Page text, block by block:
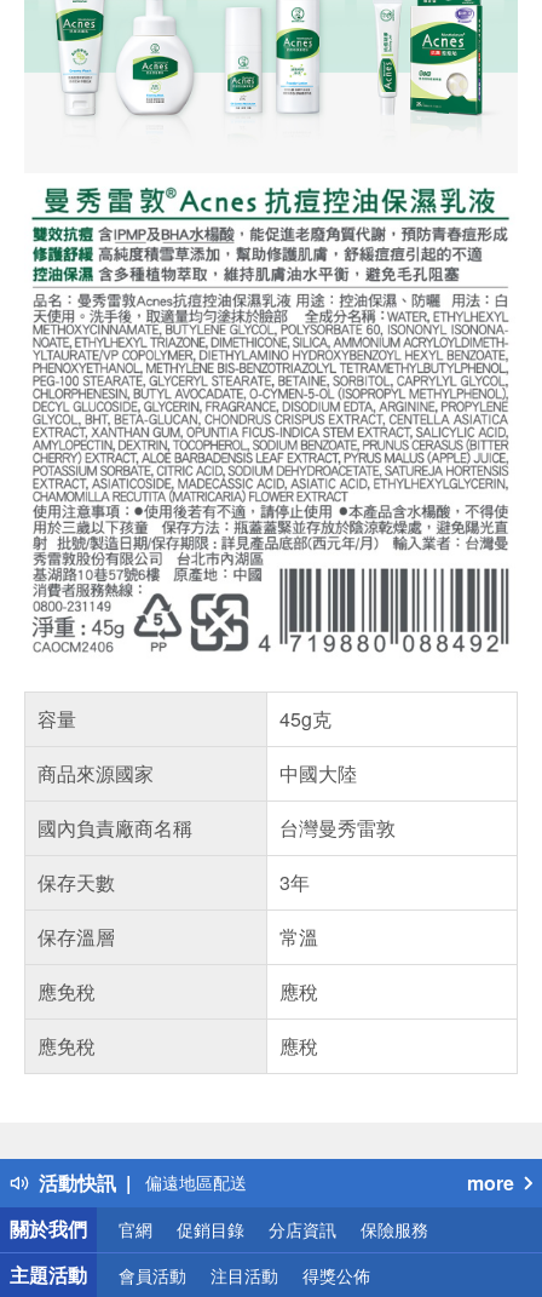
容量
45g克
商品來源國家
中國大陸
國內負責廠商名稱
台灣曼秀雷敦
保存天數
3年
保存溫層
常溫
應免稅
應稅
應免稅
應稅
活動快訊
詐騙網頁！請小心！
銀行優惠
偏遠地區配送
詐騙網頁！請小心！
more
關於我們
官網 促銷目錄 分店資訊 保險服務
主題活動 會員活動 注目活動 得獎公佈